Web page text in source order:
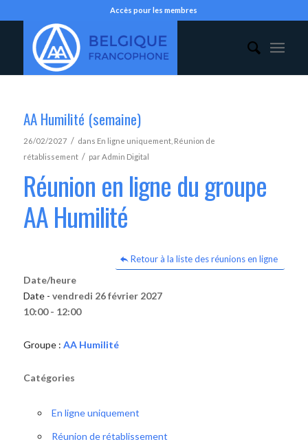
Accès pour les membres
AA Humilité (semaine)
26/02/2027 / dans En ligne uniquement, Réunion de
rétablissement / parAdmin Digital
Réunion en ligne du groupe
AA Humilité
Retour à la liste des réunions en ligne
Date/heure
Date - vendredi 26 février 2027
10:00 - 12:00
Groupe : AA Humilité
Catégories
En ligne uniquement
Réunion de rétablissement